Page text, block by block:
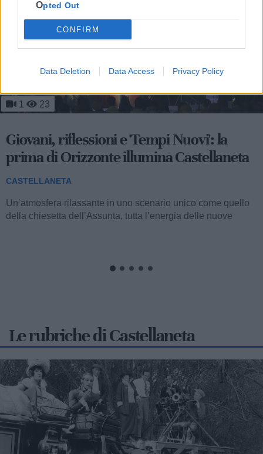
Opted Out
CONFIRM
Data Deletion Data Access Privacy Policy
1 23
Giovani, riflessioni e 'Tempi Nuovi': la
prima di Orizzonte illumina Castellaneta
CASTELLANETA
Un’atmosfera rilassante in uno scenario unico come quello
della chiesetta dell’Assunta, tutta l’energia delle nuove
Le rubriche di Castellaneta